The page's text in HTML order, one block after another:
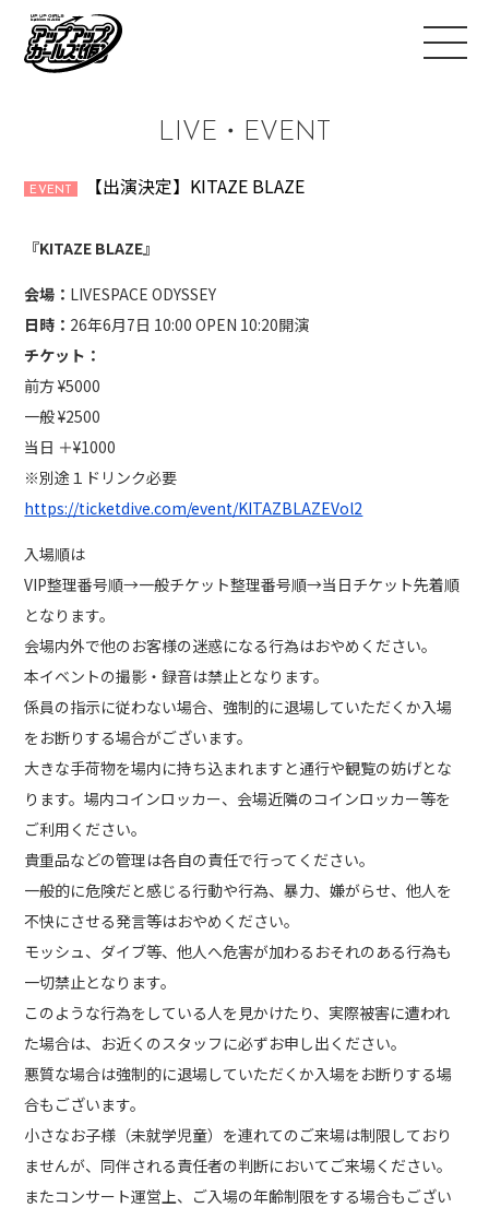
LIVE・EVENT
EVENT 【出演決定】KITAZE BLAZE
『KITAZE BLAZE』
会場： LIVESPACE ODYSSEY
日時： 26年6月7日 10:00 OPEN 10:20開演
チケット：
前方 ¥5000
一般 ¥2500
当日 ＋¥1000
※別途１ドリンク必要
https://ticketdive.com/event/KITAZBLAZEVol2
入場順は
VIP整理番号順→一般チケット整理番号順→当日チケット先着順
となります。
会場内外で他のお客様の迷惑になる行為はおやめください。
本イベントの撮影・録音は禁止となります。
係員の指示に従わない場合、強制的に退場していただくか入場
をお断りする場合がございます。
大きな手荷物を場内に持ち込まれますと通行や観覧の妨げとな
ります。場内コインロッカー、会場近隣のコインロッカー等を
ご利用ください。
貴重品などの管理は各自の責任で行ってください。
一般的に危険だと感じる行動や行為、暴力、嫌がらせ、他人を
不快にさせる発言等はおやめください。
モッシュ、ダイブ等、他人へ危害が加わるおそれのある行為も
一切禁止となります。
このような行為をしている人を見かけたり、実際被害に遭われ
た場合は、お近くのスタッフに必ずお申し出ください。
悪質な場合は強制的に退場していただくか入場をお断りする場
合もございます。
小さなお子様（未就学児童）を連れてのご来場は制限しており
ませんが、同伴される責任者の判断においてご来場ください。
またコンサート運営上、ご入場の年齢制限をする場合もござい